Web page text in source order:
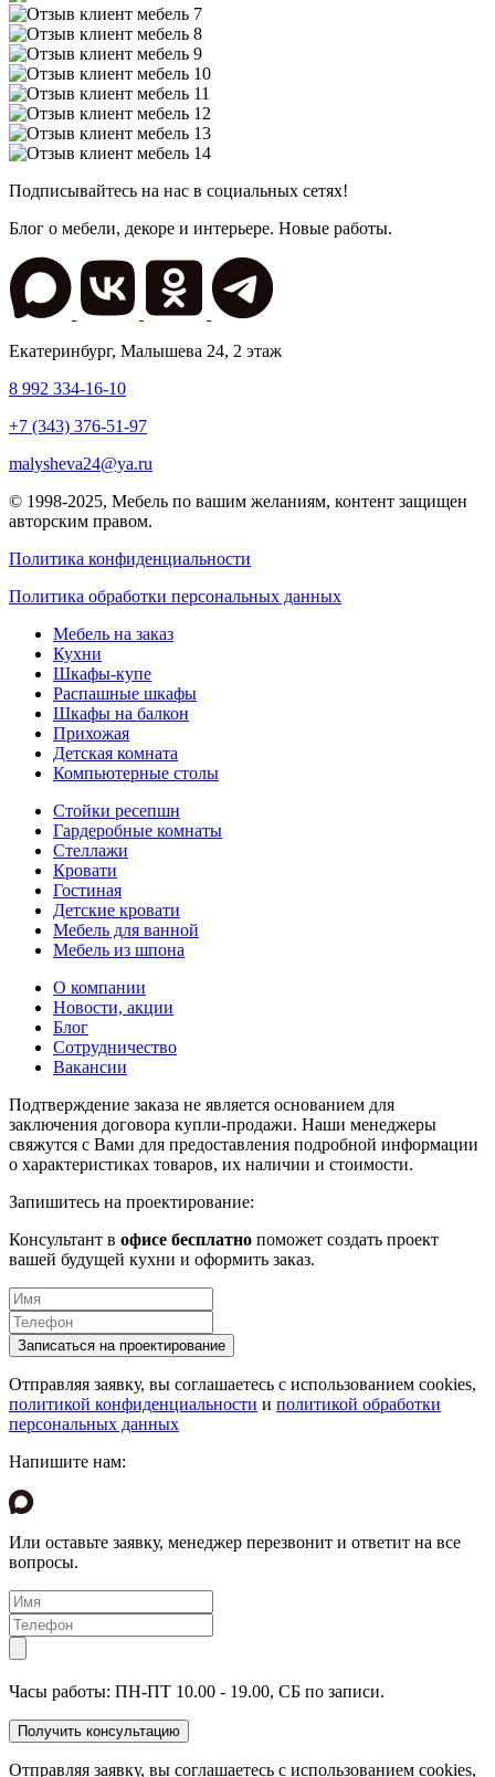
Подписывайтесь на нас в социальных сетях!
Блог о мебели, декоре и интерьере. Новые работы.
Екатеринбург, Малышева 24, 2 этаж
8 992 334-16-10
+7 (343) 376-51-97
malysheva24@ya.ru
© 1998-2025, Мебель по вашим желаниям, контент защищен
авторским правом.
Политика конфиденциальности
Политика обработки персональных данных
Мебель на заказ
Кухни
Шкафы-купе
Распашные шкафы
Шкафы на балкон
Прихожая
Детская комната
Компьютерные столы
Стойки ресепшн
Гардеробные комнаты
Стеллажи
Кровати
Гостиная
Детские кровати
Мебель для ванной
Мебель из шпона
О компании
Новости, акции
Блог
Сотрудничество
Вакансии
Подтверждение заказа не является основанием для
заключения договора купли-продажи. Наши менеджеры
свяжутся с Вами для предоставления подробной информации
о характеристиках товаров, их наличии и стоимости.
Запишитесь на проектирование:
Консультант в офисе бесплатно поможет создать проект
вашей будущей кухни и оформить заказ.
Отправляя заявку, вы соглашаетесь с использованием cookies,
политикой конфиденциальности и политикой обработки
персональных данных
Напишите нам:
Или оставьте заявку, менеджер перезвонит и ответит на все
вопросы.
Часы работы: ПН-ПТ 10.00 - 19.00, СБ по записи.
Отправляя заявку, вы соглашаетесь с использованием cookies,